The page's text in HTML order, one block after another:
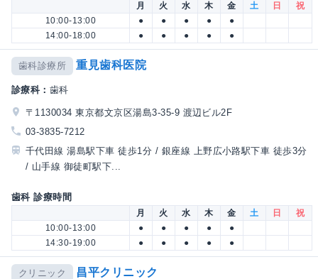
月 火 水 木 金 土 日
祝
10:00-13:00
● ● ● ●
●
14:00-18:00
● ● ● ● ●
歯科診療所 重見歯科医院
診療科： 歯科
〒1130034 東京都文京区湯島3-35-9 渡辺ビル2F
03-3835-7212
千代田線 湯島駅下車 徒歩1分 / 銀座線 上野広小路駅下車 徒歩3分
/ 山手線 御徒町駅下...
歯科 診療時間
月 火 水 木 金 土 日
祝
10:00-13:00
● ● ● ●
●
14:30-19:00
● ● ● ● ●
クリニック 昌平クリニック